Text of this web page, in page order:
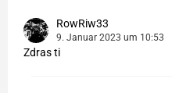
RowRiw33
9. Januar 2023 um 10:53
Zdras ti